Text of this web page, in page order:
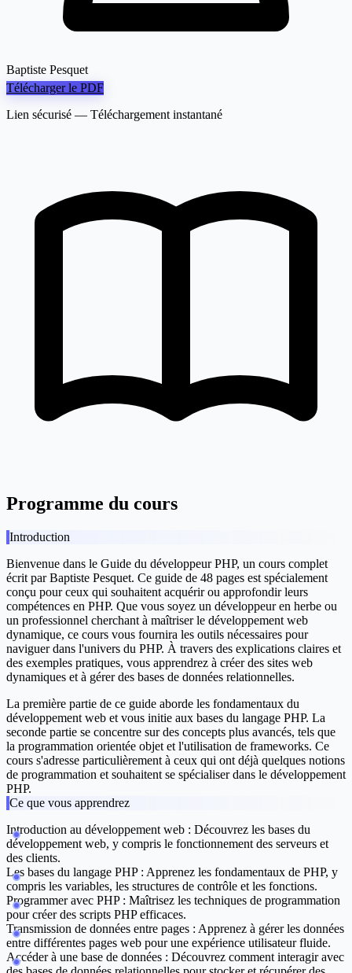
Baptiste Pesquet
Télécharger le PDF
Lien sécurisé — Téléchargement instantané
Programme du cours
Introduction
Bienvenue dans le Guide du développeur PHP, un cours complet
écrit par Baptiste Pesquet. Ce guide de 48 pages est spécialement
conçu pour ceux qui souhaitent acquérir ou approfondir leurs
compétences en PHP. Que vous soyez un développeur en herbe ou
un professionnel cherchant à maîtriser le développement web
dynamique, ce cours vous fournira les outils nécessaires pour
naviguer dans l'univers du PHP. À travers des explications claires et
des exemples pratiques, vous apprendrez à créer des sites web
dynamiques et à gérer des bases de données relationnelles.
La première partie de ce guide aborde les fondamentaux du
développement web et vous initie aux bases du langage PHP. La
seconde partie se concentre sur des concepts plus avancés, tels que
la programmation orientée objet et l'utilisation de frameworks. Ce
cours s'adresse particulièrement à ceux qui ont déjà quelques notions
de programmation et souhaitent se spécialiser dans le développement
PHP.
Ce que vous apprendrez
Introduction au développement web : Découvrez les bases du
développement web, y compris le fonctionnement des serveurs et
des clients.
Les bases du langage PHP : Apprenez les fondamentaux de PHP, y
compris les variables, les structures de contrôle et les fonctions.
Programmer avec PHP : Maîtrisez les techniques de programmation
pour créer des scripts PHP efficaces.
Transmission de données entre pages : Apprenez à gérer les données
entre différentes pages web pour une expérience utilisateur fluide.
Accéder à une base de données : Découvrez comment interagir avec